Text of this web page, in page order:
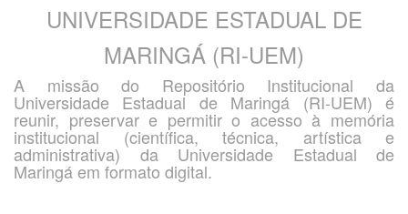
UNIVERSIDADE ESTADUAL DE
MARINGÁ (RI-UEM)
A missão do Repositório Institucional da
Universidade Estadual de Maringá (RI-UEM) é
reunir, preservar e permitir o acesso à memória
institucional (científica, técnica, artística e
administrativa) da Universidade Estadual de
Maringá em formato digital.